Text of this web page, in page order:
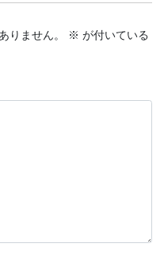
りません。 ※ が付いている